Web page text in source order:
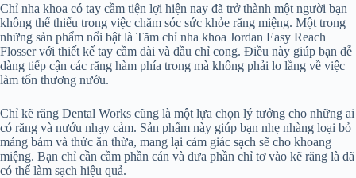
Chỉ nha khoa có tay cầm tiện lợi hiện nay đã trở thành một người bạn
không thể thiếu trong việc chăm sóc sức khỏe răng miệng. Một trong
những sản phẩm nổi bật là Tăm chỉ nha khoa Jordan Easy Reach
Flosser với thiết kế tay cầm dài và đầu chỉ cong. Điều này giúp bạn dễ
dàng tiếp cận các răng hàm phía trong mà không phải lo lắng về việc
làm tổn thương nướu.
Chỉ kẽ răng Dental Works cũng là một lựa chọn lý tưởng cho những ai
có răng và nướu nhạy cảm. Sản phẩm này giúp bạn nhẹ nhàng loại bỏ
mảng bám và thức ăn thừa, mang lại cảm giác sạch sẽ cho khoang
miệng. Bạn chỉ cần cầm phần cán và đưa phần chỉ tơ vào kẽ răng là đã
có thể làm sạch hiệu quả.